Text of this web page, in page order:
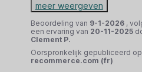
meer weergeven
Beoordeling van 9-1-2026 ,
een ervaring van 20-11-2025
Clement P.
Oorspronkelijk gepubliceerd op
recommerce.com (fr)